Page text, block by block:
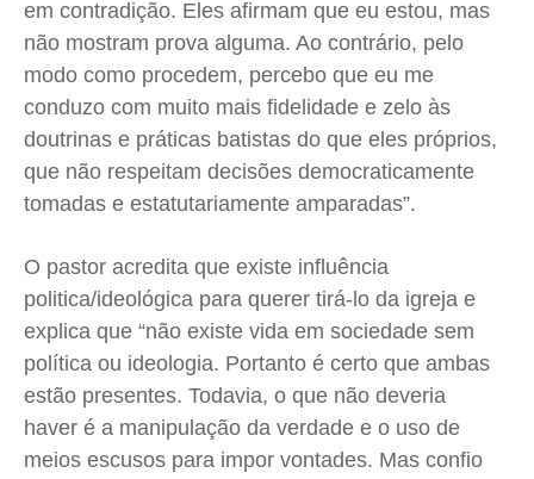
em contradição. Eles afirmam que eu estou, mas
não mostram prova alguma. Ao contrário, pelo
modo como procedem, percebo que eu me
conduzo com muito mais fidelidade e zelo às
doutrinas e práticas batistas do que eles próprios,
que não respeitam decisões democraticamente
tomadas e estatutariamente amparadas”.
O pastor acredita que existe influência
politica/ideológica para querer tirá-lo da igreja e
explica que “não existe vida em sociedade sem
política ou ideologia. Portanto é certo que ambas
estão presentes. Todavia, o que não deveria
haver é a manipulação da verdade e o uso de
meios escusos para impor vontades. Mas confio